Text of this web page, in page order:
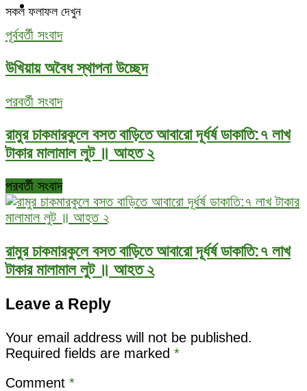
সকল ফলাফল দেখুন
পূর্ববর্তী সংবাদ
উখিয়ায় অবৈধ স্থাপনা উচ্ছেদ
পরবর্তী সংবাদ
রামুর চাকমারকুলে বসত বাড়িতে আবারো দূর্ধর্ষ ডাকাতি:৭ লাখ
টাকার মালামাল লুট ॥ আহত ২
পরবর্তী সংবাদ
রামুর চাকমারকুলে বসত বাড়িতে আবারো দূর্ধর্ষ ডাকাতি:৭ লাখ
টাকার মালামাল লুট ॥ আহত ২
Leave a Reply
Your email address will not be published.
Required fields are marked *
Comment *